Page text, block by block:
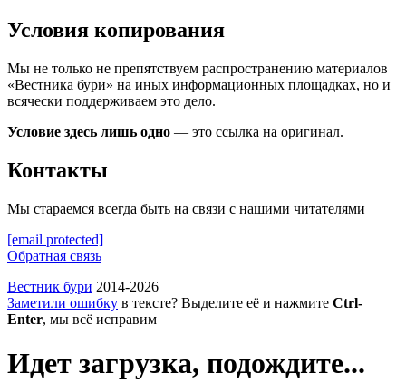
Условия копирования
Мы не только не препятствуем распространению материалов
«Вестника бури» на иных информационных площадках, но и
всячески поддерживаем это дело.
Условие здесь лишь одно — это ссылка на оригинал.
Контакты
Мы стараемся всегда быть на связи с нашими читателями
[email protected]
Обратная связь
Вестник бури 2014-2026
Заметили ошибку в тексте? Выделите её и нажмите Ctrl-
Enter, мы всё исправим
Идет загрузка, подождите...